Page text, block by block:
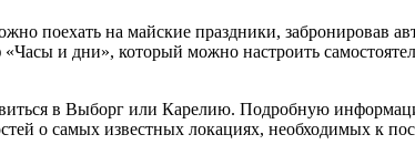
поехать на майские праздники, забронировав
и дни», который можно настроить
в Выборг или Карелию. Подробную
о самых известных локациях, необходимых к